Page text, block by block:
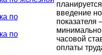
по
по
планируется
введение
показателя
часовой
оплаты